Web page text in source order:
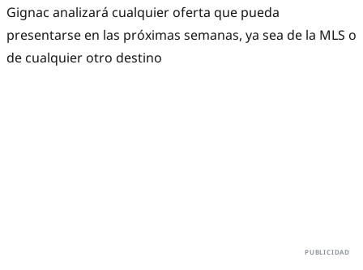
Gignac analizará cualquier oferta que pueda
presentarse en las próximas semanas, ya sea de la MLS o
de cualquier otro destino